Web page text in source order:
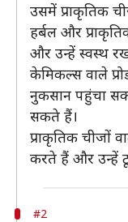
उसमें प्राकृतिक
हर्बल और
और उन्हें स्वस्थ
केमिकल्स वाले
नुकसान पहुंचा
सकते हैं।
प्राकृतिक चीजों
करते हैं और उन्हें
#2